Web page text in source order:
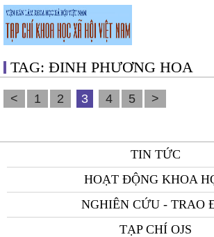
TAG: ĐINH PHƯƠNG HOA
< 1 2 3 4 5 >
TIN TỨC
HOẠT ĐỘNG KHOA
NGHIÊN CỨU - TRAO
TẠP CHÍ OJS